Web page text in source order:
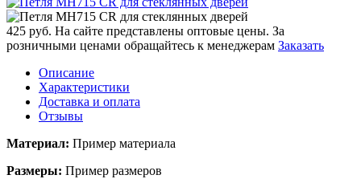
425 руб. На сайте представлены оптовые цены. За
розничными ценами обращайтесь к менеджерам Заказать
Описание
Характеристики
Доставка и оплата
Отзывы
Материал: Пример материала
Размеры: Пример размеров